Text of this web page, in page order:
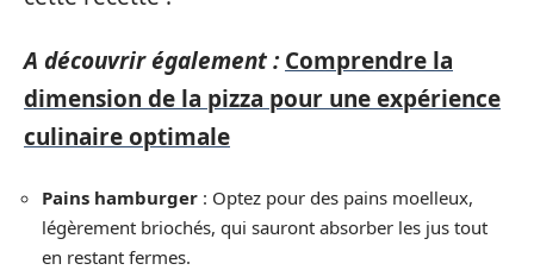
A découvrir également : Comprendre la
dimension de la pizza pour une expérience
culinaire optimale
Pains hamburger : Optez pour des pains moelleux,
légèrement briochés, qui sauront absorber les jus tout
en restant fermes.